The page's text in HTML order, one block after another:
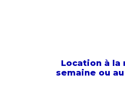
Location à la
semaine ou